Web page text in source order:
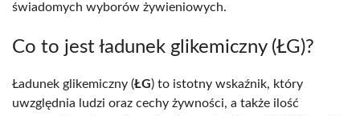
świadomych wyborów żywieniowych.
Co to jest ładunek glikemiczny (ŁG)?
Ładunek glikemiczny (ŁG) to istotny wskaźnik, który
uwzględnia ludzi oraz cechy żywności, a także ilość